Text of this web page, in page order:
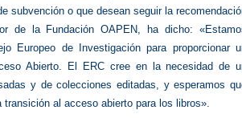
subvención o que desean seguir la
de la Fundación OAPEN, ha dicho:
Europeo de Investigación para proporcionar
Abierto. El ERC cree en la necesidad de
y de colecciones editadas, y esperamos
al acceso abierto para los libros».